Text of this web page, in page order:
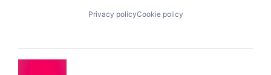
Privacy policyCookie policy